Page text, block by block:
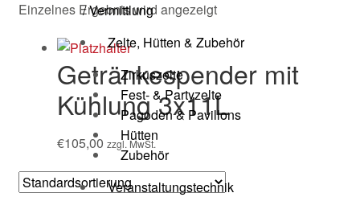
/ Vermittlung
Zelte, Hütten & Zubehör
Zirkuszelte
Fest- & Partyzelte
Pagoden & Pavillons
Hütten
Zubehör
Veranstaltungstechnik
Einzelnes Ergebnis wird angezeigt
Getränkespender mit
Kühlung 3x11L
€105,00 zzgl. MwSt.